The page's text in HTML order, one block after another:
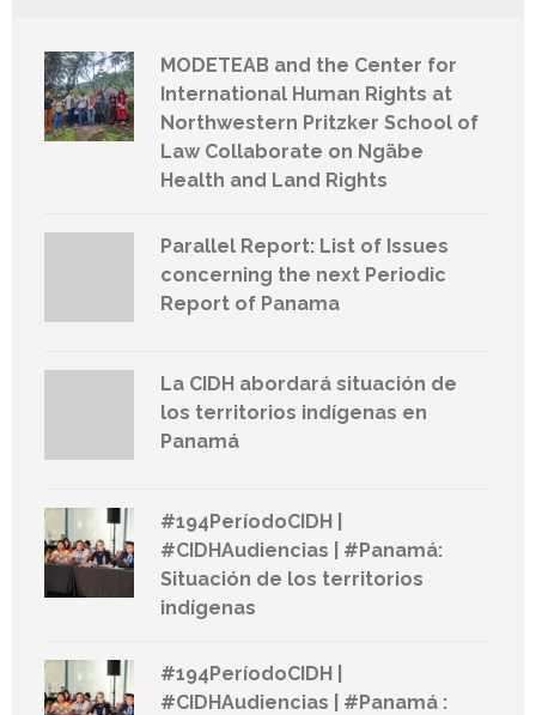
MODETEAB and the Center for
International Human Rights at
Northwestern Pritzker School of
Law Collaborate on Ngäbe
Health and Land Rights
Parallel Report: List of Issues
concerning the next Periodic
Report of Panama
La CIDH abordará situación de
los territorios indígenas en
Panamá
#194PeríodoCIDH |
#CIDHAudiencias | #Panamá:
Situación de los territorios
indígenas
#194PeríodoCIDH |
#CIDHAudiencias | #Panamá :